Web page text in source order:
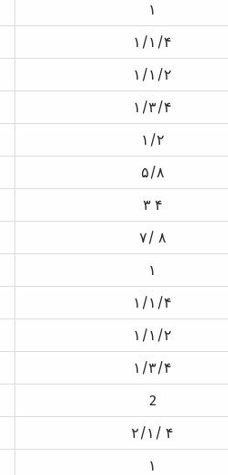
۱
۱/۱/۴
۱/۱/۲
۱/۳/۴
۱/۲
۵/۸
۳ ۴
۷/ ۸
۱
۱/۱/۴
۱/۱/۲
۱/۳/۴
2
۲/۱/ ۴
۱